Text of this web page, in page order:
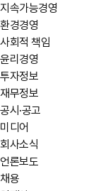
지속가능경영
환경경영
사회적 책임
윤리경영
투자정보
재무정보
공시·공고
미디어
회사소식
언론보도
채용